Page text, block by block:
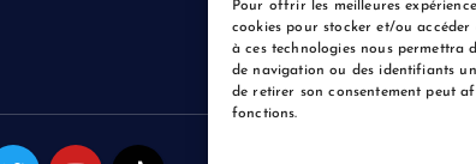
Pour offrir les meilleures
cookies pour stocker et/ou
à ces technologies nous permettra
de navigation ou des identifiants
de retirer son consentement peut
fonctions.